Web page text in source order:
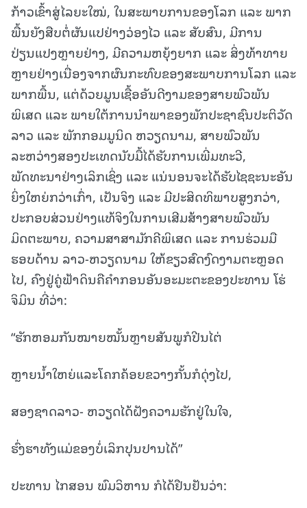
ກ້າວເຂົ້າສູ່ໄລຍະໃໝ່, ໃນສະພາບການຂອງໂລກ ແລະ ພາກ
ພື້ນຍັງສືບຕໍ່ຜັນແປຢ່າງວ່ອງໄວ ແລະ ສັບສົນ, ມີການ
ປ່ຽນແປງຫຼາຍຢ່າງ, ມີຄວາມຫຍຸ້ງຍາກ ແລະ ສິ່ງທ້າທາຍ
ຫຼາຍຢ່າງເນື່ອງຈາກຜົນກະທົບຂອງສະພາບການໂລກ ແລະ
ພາກພື້ນ, ແຕ່ດ້ວຍມູນເຊື້ອອັນດີງາມຂອງສາຍພົວພັນ
ພິເສດ ແລະ ພາຍໃຕ້ການນໍາພາຂອງພັກປະຊາຊົນປະຕິວັດ
ລາວ ແລະ ພັກກອມມູນິດ ຫວຽດນາມ, ສາຍພົວພັນ
ລະຫວ່າງສອງປະເທດນັບມື້ໄດ້ຮັບການເພີ່ມທະວີ,
ພັດທະນາຢ່າງເລິກເຊິ່ງ ແລະ ແນ່ນອນຈະໄດ້ຮັບໄຊຊະນະອັນ
ຍິ່ງໃຫຍ່ກວ່າເກົ່າ, ເປັນຈິງ ແລະ ມີປະສິດທິພາບສູງກວ່າ,
ປະກອບສ່ວນຢ່າງແທ້ຈິງໃນການເສີມສ້າງສາຍພົວພັນ
ມິດຕະພາບ, ຄວາມສາສາມັກຄີພິເສດ ແລະ ການຮ່ວມມື
ຮອບດ້ານ ລາວ-ຫວຽດນາມ ໃຫ້ຂຽວສົດງົດງາມຕະຫຼອດ
ໄປ, ຄົງຢູ່ຄູ່ຟ້າດິນຄືຄຳກອນອັນອະມະຕະຂອງປະທານ ໂຮ່
ຈິມິນ ທີ່ວ່າ:
“ຮັກຫອມກັນໝາຍໝັ້ນຫຼາຍສັນພູກໍປີນໄຕ່
ຫຼາຍນໍ້າໃຫຍ່ແລະໂຄກຄ້ອຍຂວາງກັ້ນກໍດຸ່ງໄປ,
ສອງຊາດລາວ- ຫວຽດໄດ້ຝັງຄວາມຮັກຢູ່ໃນໃຈ,
ຮົ່ງຮາທັງແມ່ຂອງບໍ່ເລິກປຸນປານໄດ້”
ປະທານ ໄກສອນ ພົມວິຫານ ກໍໄດ້ຢືນຢັນວ່າ: